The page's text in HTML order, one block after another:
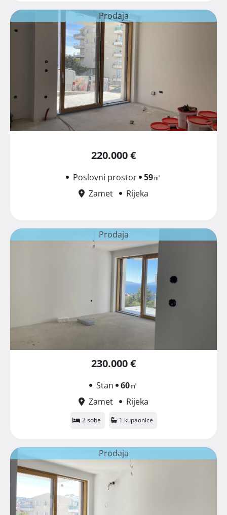
Prodaja
220.000 €
Poslovni prostor 59㎡
Zamet
Rijeka
Prodaja
230.000 €
Stan 60㎡
Zamet
Rijeka
2 sobe 1 kupaonice
Prodaja